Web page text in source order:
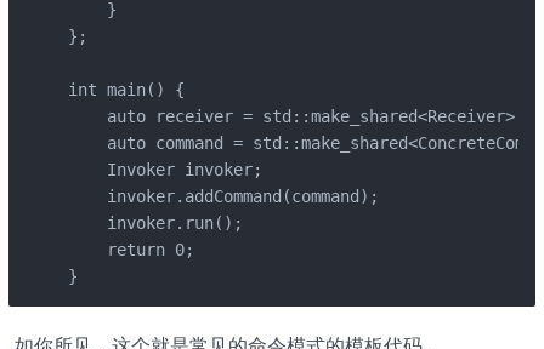
    }
};
int main() {
    auto receiver = std::make_shared<Receiver>();
auto command =
    Invoker invoker;
    invoker.addCommand(command);
    invoker.run();
    return 0;
}